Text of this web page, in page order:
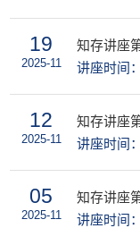
19
2025-11
知存讲座
讲座时间
12
2025-11
知存讲座
讲座时间
05
2025-11
知存讲座
讲座时间